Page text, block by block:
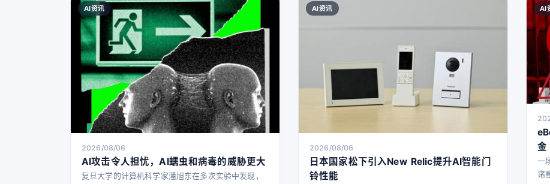
AI资讯
2026/08/06
AI攻击令人担忧，AI蠕虫和病毒的威胁更大
复旦大学的计算机科学家潘旭东在多次实验中发现，
AI资讯
2026/08/06
日本国家松下引入New Relic提升AI智能门
铃性能
AI
金
一
诸